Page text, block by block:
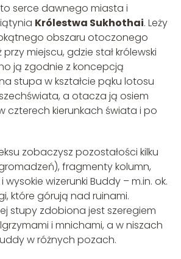
to serce dawnego miasta i
Królestwa Sukhothai. Leży
obszaru otoczonego
miejscu, gdzie stał królewski
ją zgodnie z koncepcją
stupa w kształcie pąku lotosu
a otacza ją osiem
czterech kierunkach świata i po
zobaczysz pozostałości kilku
fragmenty kolumn,
wysokie wizerunki Buddy – m.in. ok.
które górują nad ruinami.
stupy zdobiona jest szeregiem
i mnichami, a w niszach
w różnych pozach.